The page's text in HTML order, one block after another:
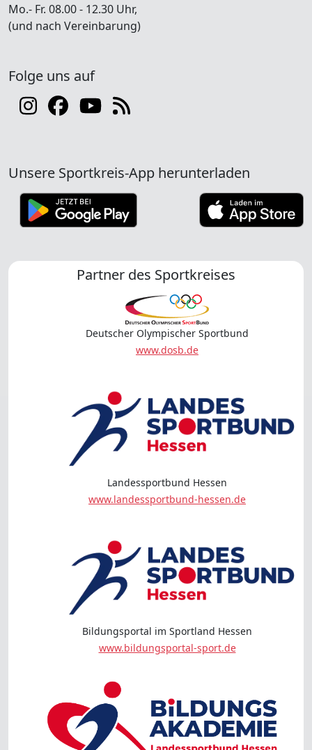
Mo.- Fr. 08.00 - 12.30 Uhr,
(und nach Vereinbarung)
Folge uns auf
Unsere Sportkreis-App herunterladen
Partner des Sportkreises
Deutscher Olympischer Sportbund
www.dosb.de
Landessportbund Hessen
www.landessportbund-hessen.de
Bildungsportal im Sportland Hessen
www.bildungsportal-sport.de